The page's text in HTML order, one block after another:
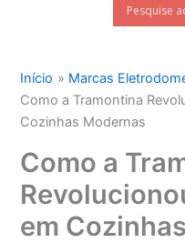
Início Marcas
Como a Tramontina
Cozinhas Modernas
Como a
em